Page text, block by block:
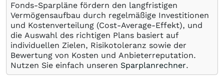
Fonds-Sparpläne fördern den langfristigen
Vermögensaufbau durch regelmäßige Investitionen
und Kostenverteilung (Cost-Average-Effekt), und
die Auswahl des richtigen Plans basiert auf
individuellen Zielen, Risikotoleranz sowie der
Bewertung von Kosten und Anbieterreputation.
Nutzen Sie einfach unseren Sparplanrechner.